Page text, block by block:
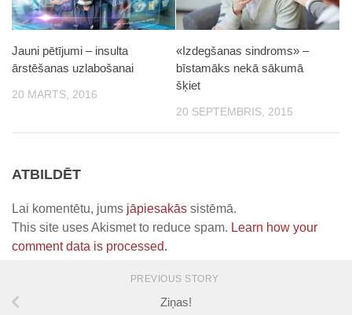
Jauni pētījumi – insulta
ārstēšanas uzlabošanai
20 MARTS, 2016
«Izdegšanas sindroms» –
bīstamāks nekā sākumā
šķiet
20 SEPTEMBRIS, 2015
ATBILDĒT
Lai komentētu, jums jāpiesakās sistēmā.
This site uses Akismet to reduce spam. Learn how your
comment data is processed.
PREVIOUS STORY
Ziņas!